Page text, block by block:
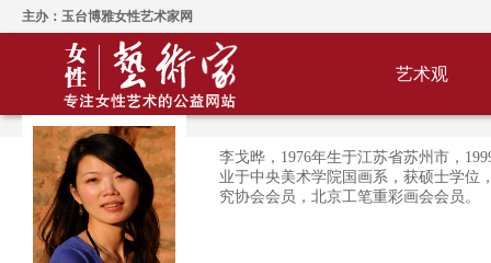
主办：玉台博雅女性艺术家网
艺术观
李戈晔，1976年生于江苏省苏州市，
业于中央美术学院国画系，获硕士学位
究协会会员，北京工笔重彩画会会员。